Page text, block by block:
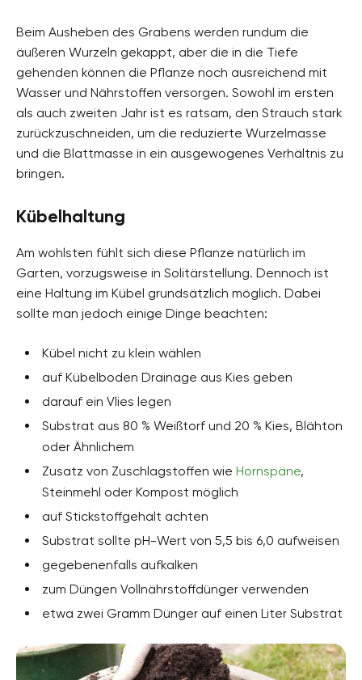
Beim Ausheben des Grabens werden rundum die
äußeren Wurzeln gekappt, aber die in die Tiefe
gehenden können die Pflanze noch ausreichend mit
Wasser und Nährstoffen versorgen. Sowohl im ersten
als auch zweiten Jahr ist es ratsam, den Strauch stark
zurückzuschneiden, um die reduzierte Wurzelmasse
und die Blattmasse in ein ausgewogenes Verhältnis zu
bringen.
Kübelhaltung
Am wohlsten fühlt sich diese Pflanze natürlich im
Garten, vorzugsweise in Solitärstellung. Dennoch ist
eine Haltung im Kübel grundsätzlich möglich. Dabei
sollte man jedoch einige Dinge beachten:
Kübel nicht zu klein wählen
auf Kübelboden Drainage aus Kies geben
darauf ein Vlies legen
Substrat aus 80 % Weißtorf und 20 % Kies, Blähton
oder Ähnlichem
Zusatz von Zuschlagstoffen wie Hornspäne,
Steinmehl oder Kompost möglich
auf Stickstoffgehalt achten
Substrat sollte pH-Wert von 5,5 bis 6,0 aufweisen
gegebenenfalls aufkalken
zum Düngen Vollnährstoffdünger verwenden
etwa zwei Gramm Dünger auf einen Liter Substrat